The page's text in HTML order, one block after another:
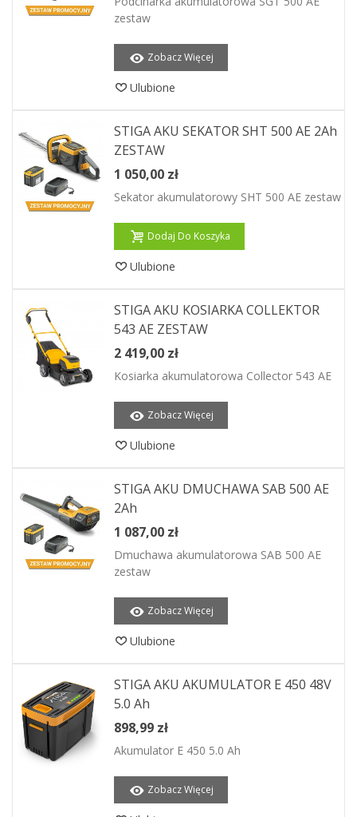
zestaw
Zobacz Więcej
Ulubione
STIGA AKU SEKATOR SHT 500 AE 2Ah
ZESTAW
1 050,00 zł
Sekator akumulatorowy SHT 500 AE zestaw
Dodaj Do Koszyka
Ulubione
STIGA AKU KOSIARKA COLLEKTOR
543 AE ZESTAW
2 419,00 zł
Kosiarka akumulatorowa Collector 543 AE
Zobacz Więcej
Ulubione
STIGA AKU DMUCHAWA SAB 500 AE
2Ah
1 087,00 zł
Dmuchawa akumulatorowa SAB 500 AE
zestaw
Zobacz Więcej
Ulubione
STIGA AKU AKUMULATOR E 450 48V
5.0 Ah
898,99 zł
Akumulator E 450 5.0 Ah
Zobacz Więcej